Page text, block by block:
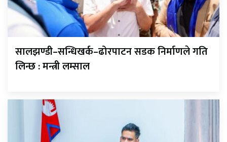
सालझण्डी–सन्धिखर्क–ढोरपाटन सडक निर्माणले गति
लिन्छ : मन्त्री लम्साल